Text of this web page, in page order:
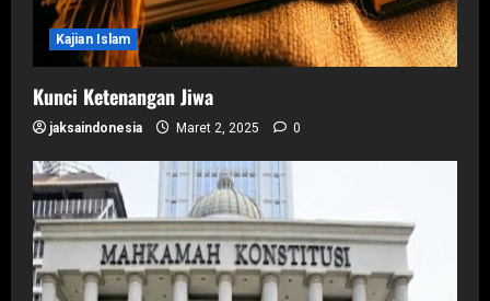
Kajian Islam
Kunci Ketenangan Jiwa
jaksaindonesia Maret 2, 2025 0